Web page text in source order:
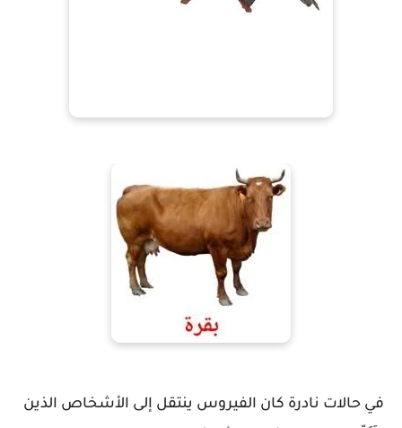
في حالات نادرة كان الفيروس ينتقل إلى الأشخاص الذين